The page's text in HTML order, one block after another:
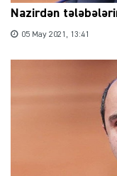
Nazirdən
05 May 2021, 13:41